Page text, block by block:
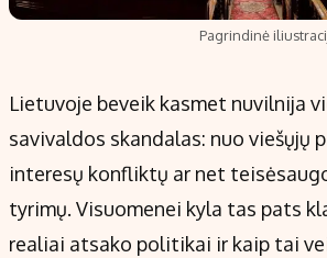
Apie mus
Turinio žymėjimo taisyklės
Kontaktai
Regionų naujienos
Indėlių palūkanos
Pagrindinė
Lietuvoje beveik kasmet nuvilnija
savivaldos skandalas: nuo viešųjų
interesų konfliktų ar net
tyrimų. Visuomenei kyla tas pats
realiai atsako politikai ir kaip tai